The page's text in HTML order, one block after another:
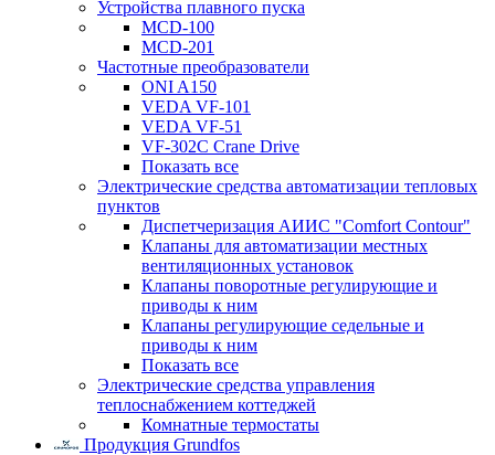
Устройства плавного пуска
MCD-100
MCD-201
Частотные преобразователи
ONI A150
VEDA VF-101
VEDA VF-51
VF-302C Crane Drive
Показать все
Электрические средства автоматизации тепловых
пунктов
Диспетчеризация АИИС "Comfort Contour"
Клапаны для автоматизации местных
вентиляционных установок
Клапаны поворотные регулирующие и
приводы к ним
Клапаны регулирующие седельные и
приводы к ним
Показать все
Электрические средства управления
теплоснабжением коттеджей
Комнатные термостаты
Продукция Grundfos